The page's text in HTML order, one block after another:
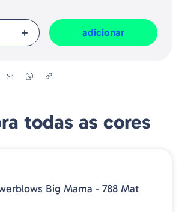
distância. Graças à sua dimênsão e
internos adequadamente equilibrados, o
longas projecções e explora uma grande
com ventos cruzados.
adicionar
todas as cores
Big Mama - 788 Mat